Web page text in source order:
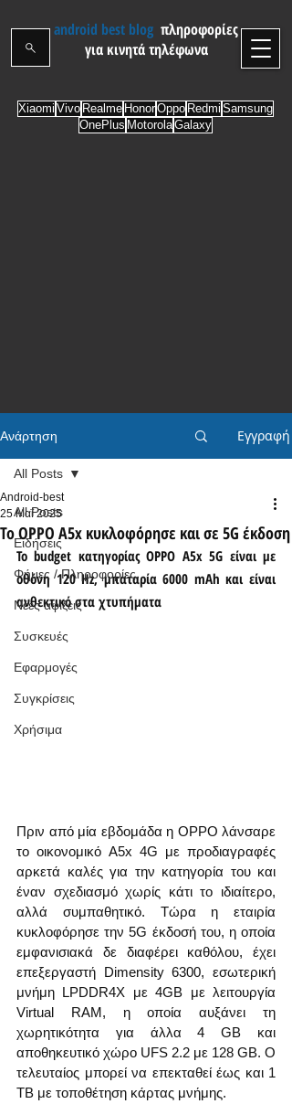
android best blog πληροφορίες
για κινητά τηλέφωνα
Xiaomi Vivo Realme HonorOppo Redmi Samsung
OnePlus MotorolaGalaxy
Ανάρτηση Εγγραφή
All Posts
Ειδήσεις
Φήμες / Πληροφορίες
Νέες αφίξεις
Συσκευές
Εφαρμογές
Συγκρίσεις
Χρήσιμα
All Posts
Το OPPO A5x κυκλοφόρησε και σε 5G έκδοση
Android-best
25 Μαΐ 2025
Το budget κατηγορίας OPPO A5x 5G είναι με
οθόνη 120 Hz, μπαταρία 6000 mAh και είναι
ανθεκτικό στα χτυπήματα
Πριν από μία εβδομάδα η OPPO λάνσαρε
το οικονομικό A5x 4G με προδιαγραφές
αρκετά καλές για την κατηγορία του και
έναν σχεδιασμό χωρίς κάτι το ιδιαίτερο,
αλλά συμπαθητικό. Τώρα η εταιρία
κυκλοφόρησε την 5G έκδοσή του, η οποία
εμφανισιακά δε διαφέρει καθόλου, έχει
επεξεργαστή Dimensity 6300, εσωτερική
μνήμη LPDDR4X με 4GB με λειτουργία
Virtual RAM, η οποία αυξάνει τη
χωρητικότητα για άλλα 4 GB και
αποθηκευτικό χώρο UFS 2.2 με 128 GB. Ο
τελευταίος μπορεί να επεκταθεί έως και 1
TB με τοποθέτηση κάρτας μνήμης.